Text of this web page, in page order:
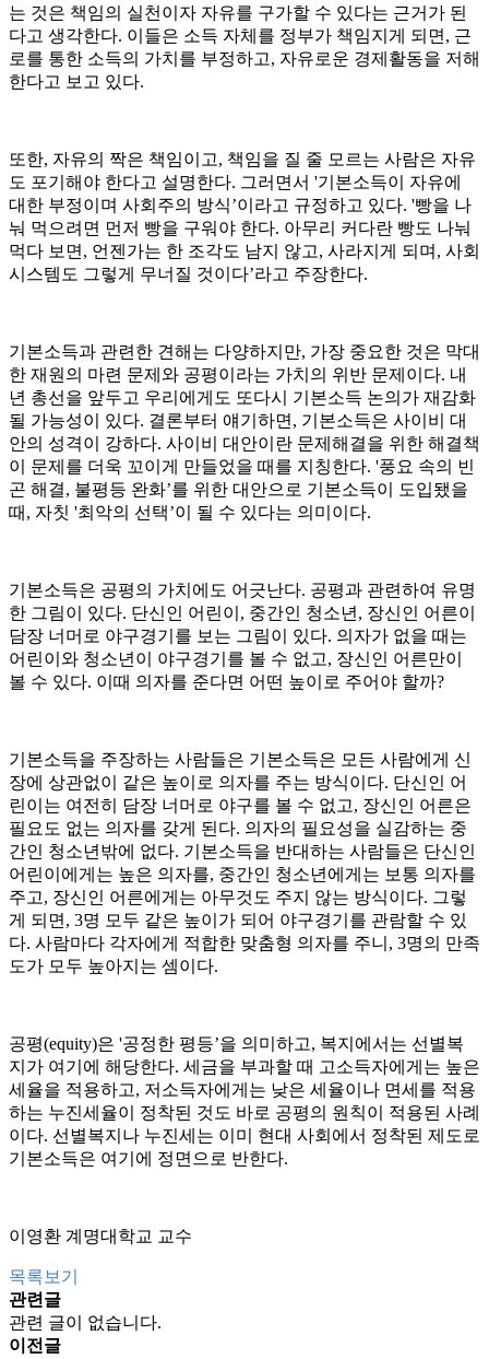
는 것은 책임의 실천이자 자유를 구가할 수 있다는 근거가 된
다고 생각한다. 이들은 소득 자체를 정부가 책임지게 되면, 근
로를 통한 소득의 가치를 부정하고, 자유로운 경제활동을 저해
한다고 보고 있다.
또한, 자유의 짝은 책임이고, 책임을 질 줄 모르는 사람은 자유
도 포기해야 한다고 설명한다. 그러면서 '기본소득이 자유에
대한 부정이며 사회주의 방식’이라고 규정하고 있다. '빵을 나
눠 먹으려면 먼저 빵을 구워야 한다. 아무리 커다란 빵도 나눠
먹다 보면, 언젠가는 한 조각도 남지 않고, 사라지게 되며, 사회
시스템도 그렇게 무너질 것이다’라고 주장한다.
기본소득과 관련한 견해는 다양하지만, 가장 중요한 것은 막대
한 재원의 마련 문제와 공평이라는 가치의 위반 문제이다. 내
년 총선을 앞두고 우리에게도 또다시 기본소득 논의가 재감화
될 가능성이 있다. 결론부터 얘기하면, 기본소득은 사이비 대
안의 성격이 강하다. 사이비 대안이란 문제해결을 위한 해결책
이 문제를 더욱 꼬이게 만들었을 때를 지칭한다. '풍요 속의 빈
곤 해결, 불평등 완화’를 위한 대안으로 기본소득이 도입됐을
때, 자칫 '최악의 선택’이 될 수 있다는 의미이다.
기본소득은 공평의 가치에도 어긋난다. 공평과 관련하여 유명
한 그림이 있다. 단신인 어린이, 중간인 청소년, 장신인 어른이
담장 너머로 야구경기를 보는 그림이 있다. 의자가 없을 때는
어린이와 청소년이 야구경기를 볼 수 없고, 장신인 어른만이
볼 수 있다. 이때 의자를 준다면 어떤 높이로 주어야 할까?
기본소득을 주장하는 사람들은 기본소득은 모든 사람에게 신
장에 상관없이 같은 높이로 의자를 주는 방식이다. 단신인 어
린이는 여전히 담장 너머로 야구를 볼 수 없고, 장신인 어른은
필요도 없는 의자를 갖게 된다. 의자의 필요성을 실감하는 중
간인 청소년밖에 없다. 기본소득을 반대하는 사람들은 단신인
어린이에게는 높은 의자를, 중간인 청소년에게는 보통 의자를
주고, 장신인 어른에게는 아무것도 주지 않는 방식이다. 그렇
게 되면, 3명 모두 같은 높이가 되어 야구경기를 관람할 수 있
다. 사람마다 각자에게 적합한 맞춤형 의자를 주니, 3명의 만족
도가 모두 높아지는 셈이다.
공평(equity)은 '공정한 평등’을 의미하고, 복지에서는 선별복
지가 여기에 해당한다. 세금을 부과할 때 고소득자에게는 높은
세율을 적용하고, 저소득자에게는 낮은 세율이나 면세를 적용
하는 누진세율이 정착된 것도 바로 공평의 원칙이 적용된 사례
이다. 선별복지나 누진세는 이미 현대 사회에서 정착된 제도로
기본소득은 여기에 정면으로 반한다.
이영환 계명대학교 교수
목록보기
관련글
관련 글이 없습니다.
이전글